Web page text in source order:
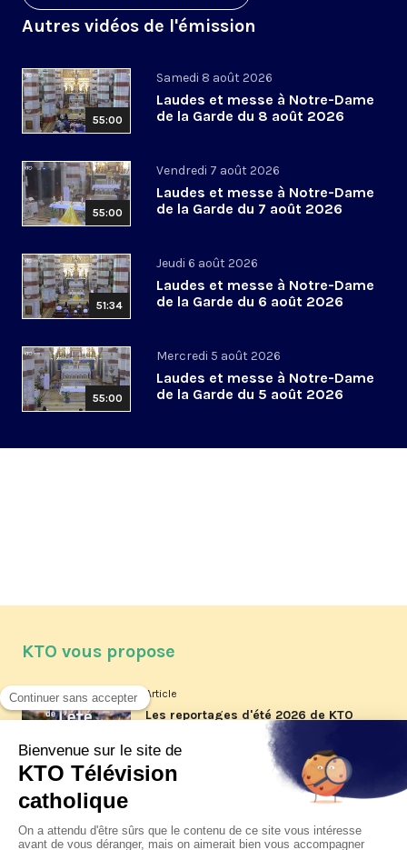
Autres vidéos de l'émission
55:00
Samedi 8 août 2026
Laudes et messe à Notre-Dame
de la Garde du 8 août 2026
55:00
Vendredi 7 août 2026
Laudes et messe à Notre-Dame
de la Garde du 7 août 2026
51:34
Jeudi 6 août 2026
Laudes et messe à Notre-Dame
de la Garde du 6 août 2026
55:00
Mercredi 5 août 2026
Laudes et messe à Notre-Dame
de la Garde du 5 août 2026
KTO vous propose
Article
Les reportages d'été 2026 de KTO
Article
La visite pastorale du pape Léon
jeudi 6 août